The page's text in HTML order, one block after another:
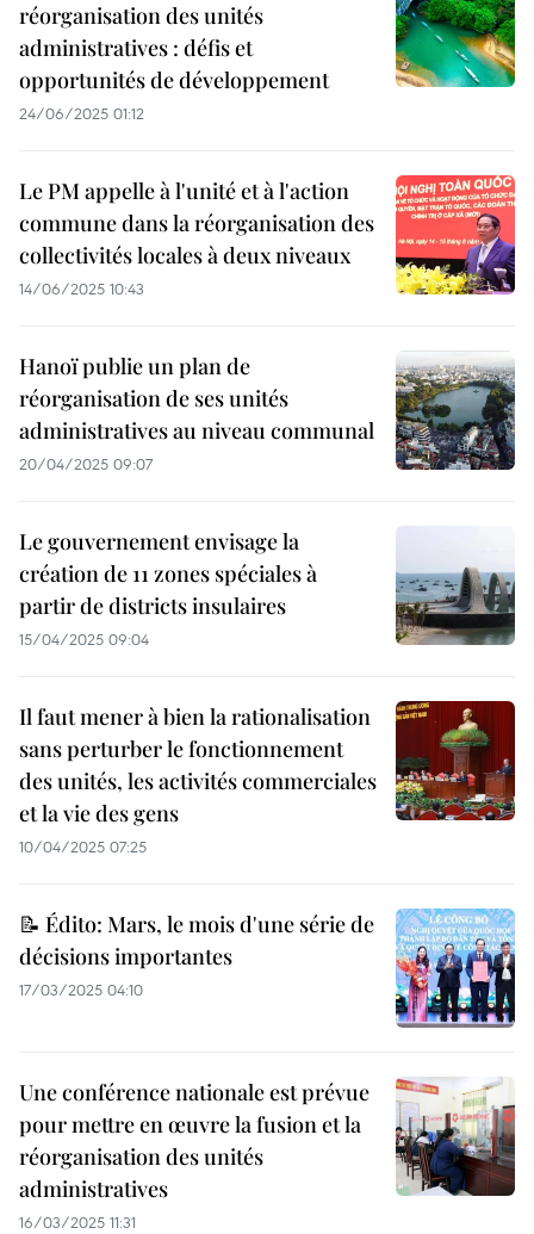
réorganisation des unités
administratives : défis et
opportunités de développement
24/06/2025 01:12
Le PM appelle à l'unité et à l'action
commune dans la réorganisation des
collectivités locales à deux niveaux
14/06/2025 10:43
Hanoï publie un plan de
réorganisation de ses unités
administratives au niveau communal
20/04/2025 09:07
Le gouvernement envisage la
création de 11 zones spéciales à
partir de districts insulaires
15/04/2025 09:04
Il faut mener à bien la rationalisation
sans perturber le fonctionnement
des unités, les activités commerciales
et la vie des gens
10/04/2025 07:25
📝 Édito: Mars, le mois d'une série de
décisions importantes
17/03/2025 04:10
Une conférence nationale est prévue
pour mettre en œuvre la fusion et la
réorganisation des unités
administratives
16/03/2025 11:31